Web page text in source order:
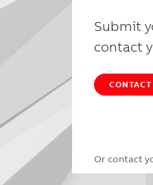
Submit
contact
Or contact